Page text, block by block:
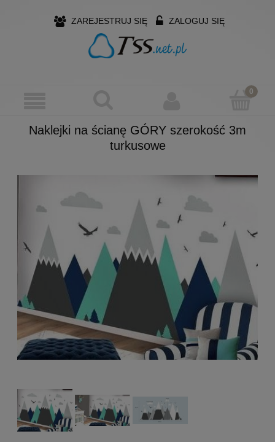
ZAREJESTRUJ SIĘ ZALOGUJ SIĘ
Naklejki na ścianę GÓRY szerokość 3m
turkusowe